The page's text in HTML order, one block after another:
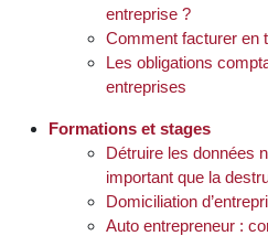
entreprise ?
Comment facturer en
Les obligations
entreprises
Formations et stages
Détruire les données
important que la
Domiciliation
Auto entrepreneur :